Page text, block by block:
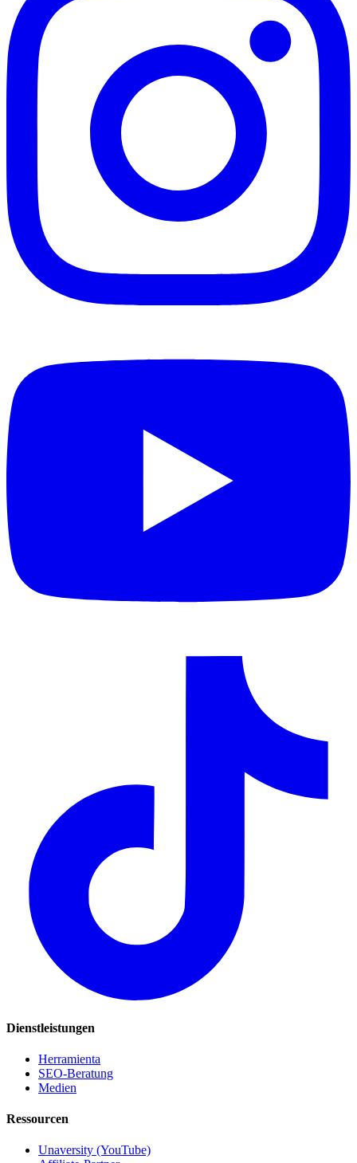
Dienstleistungen
Herramienta
SEO-Beratung
Medien
Ressourcen
Unaversity (YouTube)